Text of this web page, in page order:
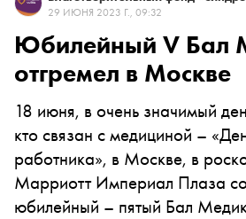
29 ИЮНЯ 2023 Г., 09:32
Юбилейный V Бал
отгремел в Москве
18 июня, в очень значимый
кто связан с медициной –
работника», в Москве, в
Марриотт Империал Плаза
юбилейный – пятый Бал